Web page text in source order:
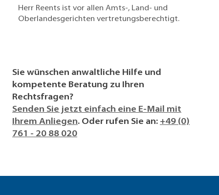
Herr Reents ist vor allen Amts-, Land- und
Oberlandesgerichten vertretungsberechtigt.
Sie wünschen anwaltliche Hilfe und
kompetente Beratung zu Ihren
Rechtsfragen?
Senden Sie jetzt einfach eine E-Mail mit
Ihrem Anliegen. Oder rufen Sie an: +49 (0)
761 - 20 88 020